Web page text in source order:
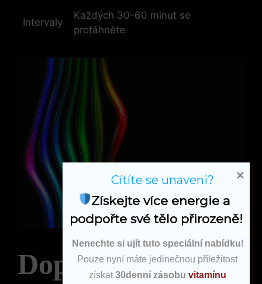
Intervaly
Každých 30-60 minut se
protáhněte
Doporučené
Získejte více energie a
podpořte své tělo přirozeně!
Nenechte si ujít tuto speciální nabídku!
Pouze nyní máte jedinečnou příležitost
získat 30denní zásobu vitamínu
Cítíte se unaveni?